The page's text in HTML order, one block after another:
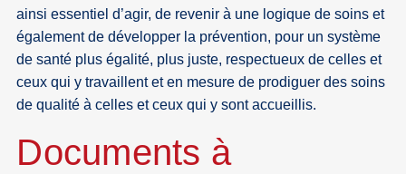
ainsi essentiel d’agir, de revenir à une logique de soins et
également de développer la prévention, pour un système
de santé plus égalité, plus juste, respectueux de celles et
ceux qui y travaillent et en mesure de prodiguer des soins
de qualité à celles et ceux qui y sont accueillis.
Documents à